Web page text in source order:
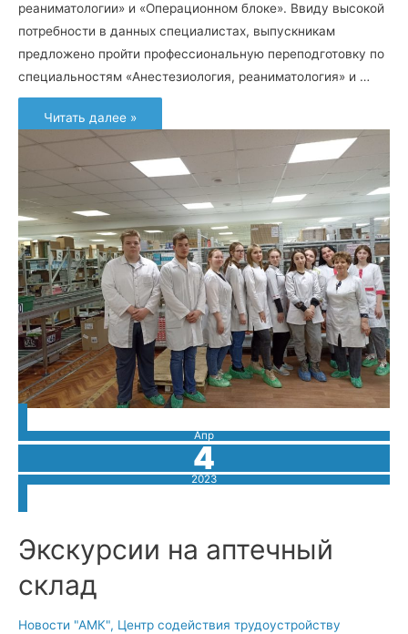
реаниматологии» и «Операционном блоке». Ввиду высокой
потребности в данных специалистах, выпускникам
предложено пройти профессиональную переподготовку по
специальностям «Анестезиология, реаниматология» и …
Перспективы
на
будущее
Читать далее »
Апр
4
2023
Экскурсии на аптечный
склад
Новости "АМК", Центр содействия трудоустройству